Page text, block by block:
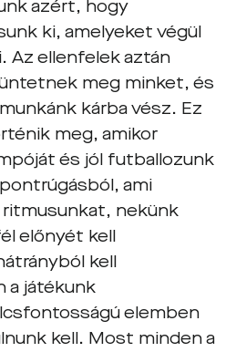
azért, hogy
ki, amelyeket végül
Az ellenfelek aztán
meg minket, és
kárba vész. Ez
meg, amikor
és jól futballozunk
ami
nekünk
előnyét kell
kell
a játékunk
elemben
kell. Most minden a